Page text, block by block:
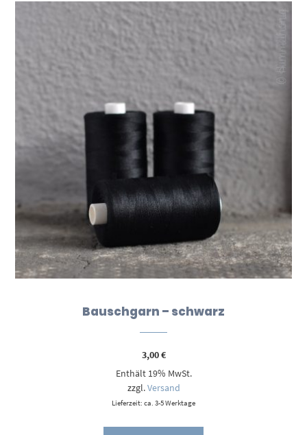
Bauschgarn – schwarz
3,00€
Enthält 19% MwSt.
zzgl.Versand
Lieferzeit: ca. 3-5 Werktage